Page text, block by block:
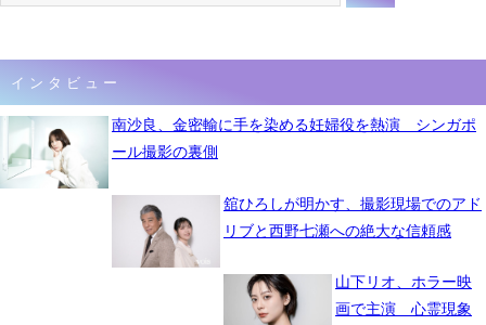
インタビュー
南沙良、金密輸に手を染める妊婦役を熱演 シンガポ
ール撮影の裏側
舘ひろしが明かす、撮影現場でのアド
リブと西野七瀬への絶大な信頼感
山下リオ、ホラー映
画で主演 心霊現象